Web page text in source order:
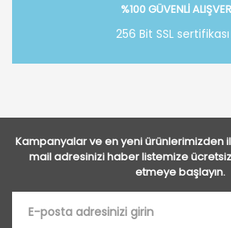
%100 GÜVENLİ
256 Bit SSL
Kampanyalar ve en yeni ürünlerimizden
mail adresinizi haber listemize
etmeye başlayın.